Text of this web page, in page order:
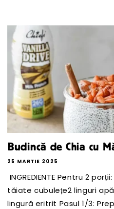
Budincă de Chia cu
25 MARTIE 2025
INGREDIENTE Pentru 2
tăiate cubulețe2 linguri
lingură eritrit Pasul 1/3: